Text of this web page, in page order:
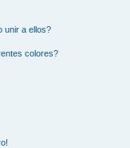
unir a ellos?
colores?